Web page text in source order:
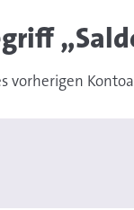
vorherigen